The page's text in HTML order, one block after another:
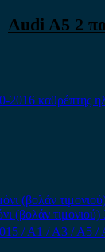
Audi A5 2
(βολάν